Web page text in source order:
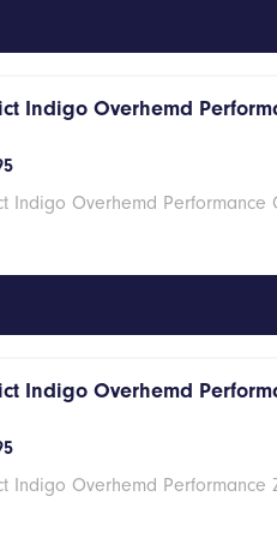
Indigo Overhemd
Indigo Overhemd Performance
Indigo Overhemd
Indigo Overhemd Performance